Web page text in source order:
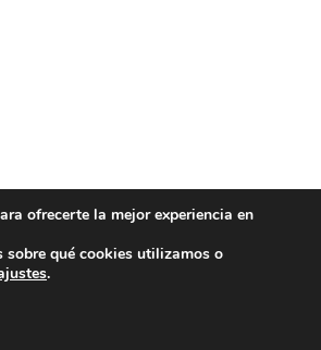
ofrecerte la mejor experiencia en
sobre qué cookies utilizamos o
.